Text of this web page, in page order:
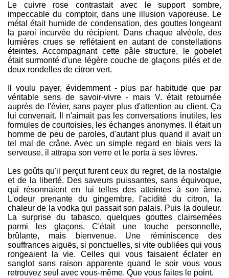
Le cuivre rose contrastait avec le support sombre,
impeccable du comptoir, dans une illusion vaporeuse. Le
métal était humide de condensation, des gouttes longeant
la paroi incurvée du récipient. Dans chaque alvéole, des
lumières crues se reflétaient en autant de constellations
éteintes. Accompagnant cette pâle structure, le gobelet
était surmonté d'une légère couche de glaçons pilés et de
deux rondelles de citron vert.
Il voulu payer, évidemment - plus par habitude que par
véritable sens de savoir-vivre - mais V. était retournée
auprès de l'évier, sans payer plus d'attention au client. Ça
lui convenait. Il n'aimait pas les conversations inutiles, les
formules de courtoisies, les échanges anonymes. Il était un
homme de peu de paroles, d'autant plus quand il avait un
tel mal de crâne. Avec un simple regard en biais vers la
serveuse, il attrapa son verre et le porta à ses lèvres.
Les goûts qu'il perçut furent ceux du regret, de la nostalgie
et de la liberté. Des saveurs puissantes, sans équivoque,
qui résonnaient en lui telles des atteintes à son âme.
L'odeur prenante du gingembre, l'acidité du citron, la
chaleur de la vodka qui passait son palais. Puis la douleur.
La surprise du tabasco, quelques gouttes clairsemées
parmi les glaçons. C'était une touche personnelle,
brûlante, mais bienvenue. Une réminiscence des
souffrances aiguës, si ponctuelles, si vite oubliées qui vous
rongeaient la vie. Celles qui vous faisaient éclater en
sanglot sans raison apparente quand le soir vous vous
retrouvez seul avec vous-même. Que vous faites le point.